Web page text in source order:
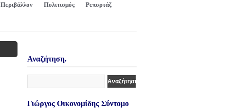
Περιβάλλον Πολιτισμός
Ρεπορτάζ
Αναζήτηση.
Γιώργος Οικονομίδης Σύντομο